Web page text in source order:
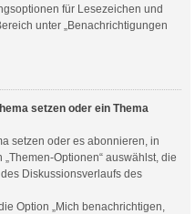
für Lesezeichen und
unter „Benachrichtigungen
setzen oder ein Thema
setzen oder es abonnieren, in
Optionen“ auswählst, die
Diskussionsverlaufs des
Option „Mich benachrichtigen,